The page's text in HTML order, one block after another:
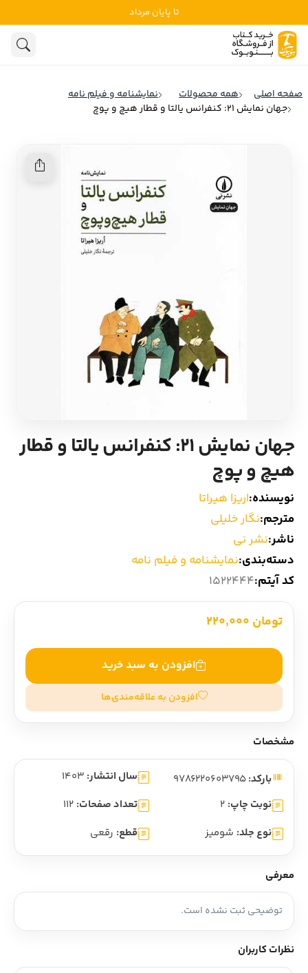
تا پایان مرداد
ادبیات
روانشناسی
کودک و نوجوان
ادبیات آمریکا
ادبیات ایتالیا
ادبیات روسیه
ادبیات آمریکای لاتین
ادبیات آسیا
سایر کشورهای اروپا
داستان کوتاه
ادبیات
صفحه اصلی همه محصولات
نمایشنامه و فیلم نامه
جهان نمایش 21: کنفرانس یالتا و قطار هیچ و پوچ
جهان نمایش 21: کنفرانس یالتا و قطار
هیچ و پوچ
نویسنده:اریزا هیراتا
مترجم:نگار خلیلی
ناشر:نشر نی
دسته‌بندی:نمایشنامه و فیلم نامه
کد آیتم:1522444
تومان 220,000
افزودن به سبد خرید
افزودن به علاقه‌مندی‌ها
مشخصات
بارکد:9786220603795 سال انتشار: 1403
نوبت چاپ: 2 تعداد صفحات: 112
نوع جلد: شومیز قطع: رقعی
معرفی
توضیحی ثبت نشده است.
نظرات کاربران